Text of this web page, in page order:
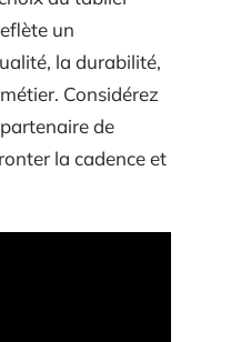
un
la durabilité,
Considérez
de
la cadence et